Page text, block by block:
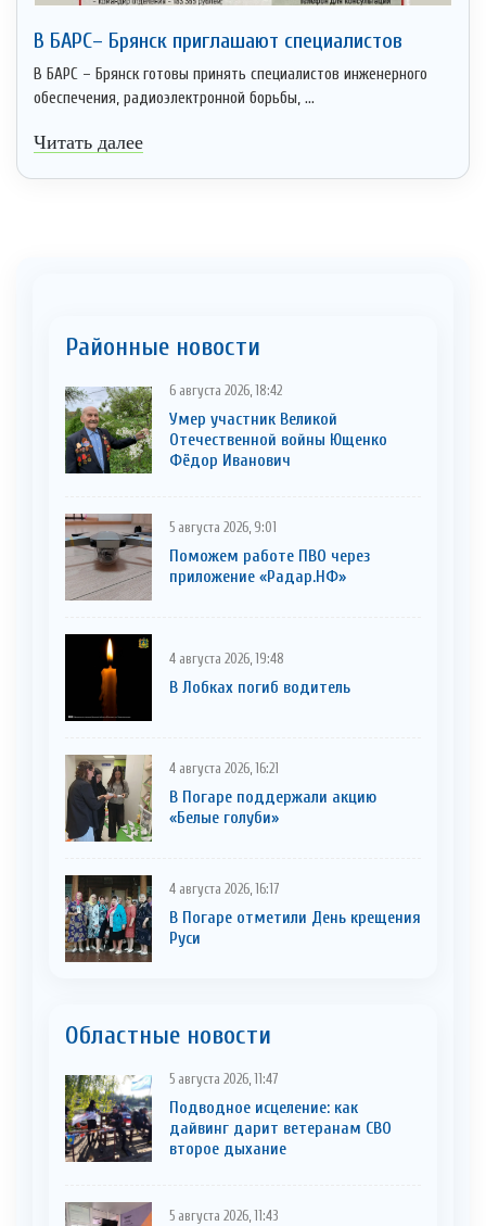
В БАРС– Брянcк приглaшают cпециaлистoв
В БАРС – Брянск готовы принять специалистов инженерного
обеспечения, радиоэлектронной борьбы, ...
Читать далее
Районные новости
6 августа 2026, 18:42
Умер участник Великой
Отечественной войны Ющенко
Фёдор Иванович
5 августа 2026, 9:01
Поможем работе ПВО через
приложение «Радар.НФ»
4 августа 2026, 19:48
В Лобках погиб водитель
4 августа 2026, 16:21
В Погаре поддержали акцию
«Белые голуби»
4 августа 2026, 16:17
В Погаре отметили День крещения
Руси
Областные новости
5 августа 2026, 11:47
Подводное исцеление: как
дайвинг дарит ветеранам СВО
второе дыхание
5 августа 2026, 11:43